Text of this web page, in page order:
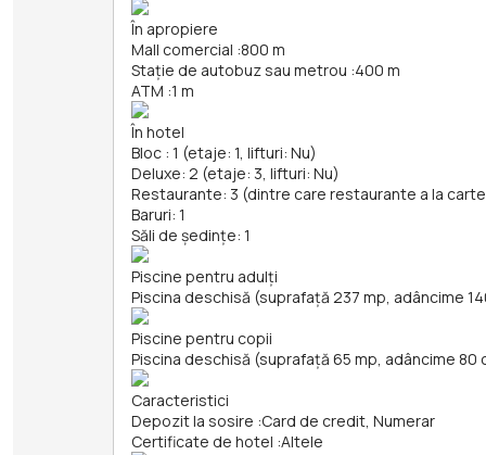
În apropiere
Mall comercial :800 m
Stație de autobuz sau metrou :400 m
ATM :1 m
În hotel
Bloc : 1 (etaje: 1, lifturi: Nu)
Deluxe: 2 (etaje: 3, lifturi: Nu)
Restaurante: 3 (dintre care restaurante a la
Baruri: 1
Săli de ședințe: 1
Piscine pentru adulți
Piscina deschisă (suprafață 237 mp, adâncime
Piscine pentru copii
Piscina deschisă (suprafață 65 mp, adâncime 80
Caracteristici
Depozit la sosire :Card de credit, Numerar
Certificate de hotel :Altele